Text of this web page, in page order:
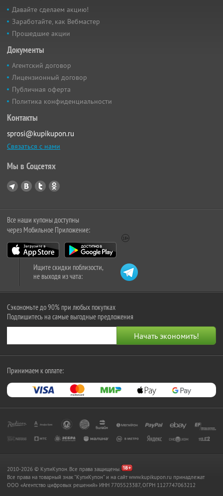
Давайте сделаем акцию!
Заработайте, как Вебмастер
Прошедшие акции
Документы
Агентский договор
Лицензионный договор
Публичная оферта
Политика конфиденциальности
Контакты
sprosi@kupikupon.ru
Связаться с нами
Мы в Соцсетях
Все наши купоны доступны
через Мобильное Приложение:
Ищите скидки поблизости,
не выходя из чата:
Сэкономьте до 90% при любых покупках
Подпишитесь на самые выгодные предложения
Принимаем к оплате:
2010-2026 © КупиКупон. Все права защищены.
Все права на товарный знак "КупиКупон" и на сайт www.kupikupon.ru принадлежат
OOO «Агентство цифровых решений» ИНН 7705523387, ОГРН 1127747063212